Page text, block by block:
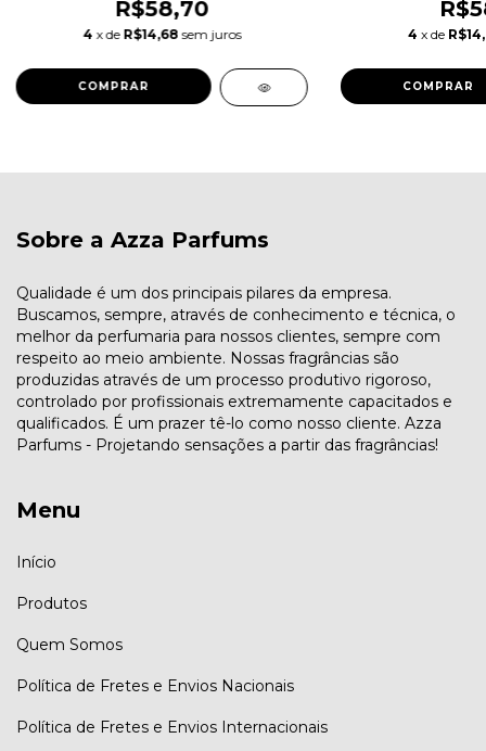
R$58,70
4 x de R$14,68 sem juros
COMPRAR
4 x de
COMPRAR
Sobre a Azza Parfums
Qualidade é um dos principais pilares da empresa.
Buscamos, sempre, através de conhecimento e técnica, o
melhor da perfumaria para nossos clientes, sempre com
respeito ao meio ambiente. Nossas fragrâncias são
produzidas através de um processo produtivo rigoroso,
controlado por profissionais extremamente capacitados e
qualificados. É um prazer tê-lo como nosso cliente. Azza
Parfums - Projetando sensações a partir das fragrâncias!
Menu
Início
Produtos
Quem Somos
Política de Fretes e Envios Nacionais
Política de Fretes e Envios Internacionais